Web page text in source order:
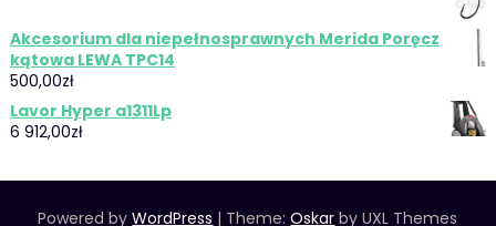
Akcesorium dla niepełnosprawnych Merida Poręcz
kątowa LEWA TPC14
500,00zł
Lavor Hyper a1311Lp
6 912,00zł
Powered byWordPress | Theme:Oskar by UXL Themes